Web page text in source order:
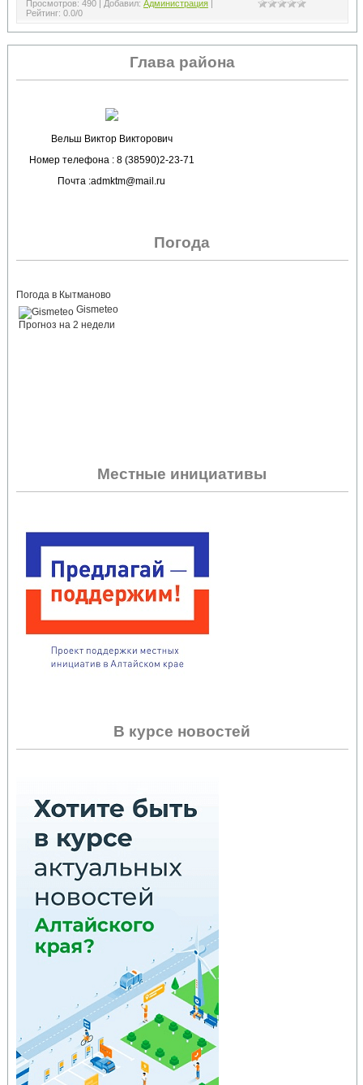
Просмотров: 490| Добавил: Администрация
Рейтинг: 0.0/0
Глава района
Вельш Виктор Викторович
Номер телефона : 8 (38590)2-23-71
Почта :admktm@mail.ru
Погода
Погода в Кытманово
Gismeteo
Прогноз на 2 недели
Местные инициативы
В курсе новостей